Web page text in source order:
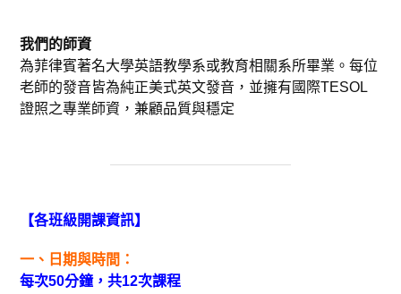
我們的師資
為菲律賓著名大學英語教學系或教育相關系所畢業。每位
老師的發音皆為純正美式英文發音，並擁有國際TESOL
證照之專業師資，兼顧品質與穩定
【各班級開課資訊】
一、日期與時間：
每次50分鐘，共12次課程